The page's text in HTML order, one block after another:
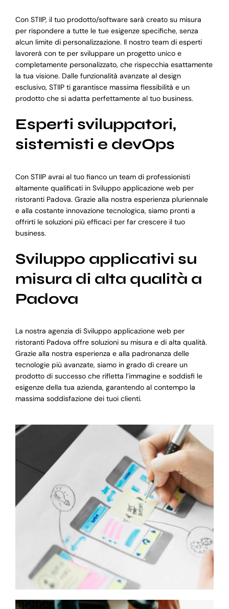
Con STIIP, il tuo prodotto/software sarà creato su misura
per rispondere a tutte le tue esigenze specifiche, senza
alcun limite di personalizzazione. Il nostro team di esperti
lavorerà con te per sviluppare un progetto unico e
completamente personalizzato, che rispecchia esattamente
la tua visione. Dalle funzionalità avanzate al design
esclusivo, STIIP ti garantisce massima flessibilità e un
prodotto che si adatta perfettamente al tuo business.
Esperti sviluppatori,
sistemisti e devOps
Con STIIP avrai al tuo fianco un team di professionisti
altamente qualificati in Sviluppo applicazione web per
ristoranti Padova. Grazie alla nostra esperienza pluriennale
e alla costante innovazione tecnologica, siamo pronti a
offrirti le soluzioni più efficaci per far crescere il tuo
business.
Sviluppo applicativi su
misura di alta qualità a
Padova
La nostra agenzia di Sviluppo applicazione web per
ristoranti Padova offre soluzioni su misura e di alta qualità.
Grazie alla nostra esperienza e alla padronanza delle
tecnologie più avanzate, siamo in grado di creare un
prodotto di successo che rifletta l’immagine e soddisfi le
esigenze della tua azienda, garantendo al contempo la
massima soddisfazione dei tuoi clienti.